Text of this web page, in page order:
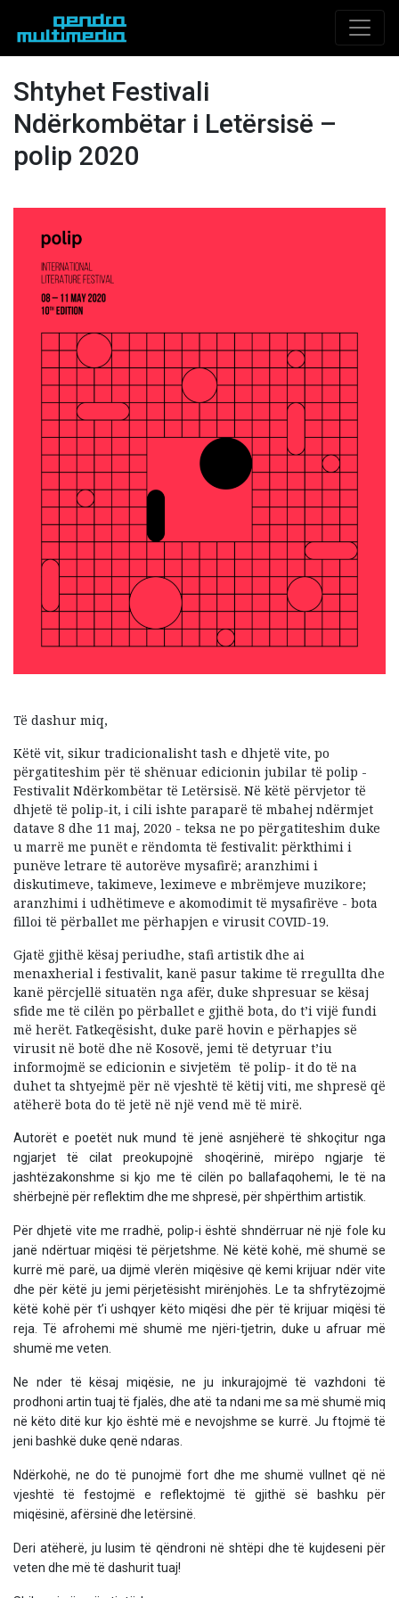
Shtyhet Festivali
Ndërkombëtar i Letërsisë –
polip 2020
Të dashur miq,
Këtë vit, sikur tradicionalisht tash e dhjetë vite, po
përgatiteshim për të shënuar edicionin jubilar të polip -
Festivalit Ndërkombëtar të Letërsisë. Në këtë përvjetor të
dhjetë të polip-it, i cili ishte paraparë të mbahej ndërmjet
datave 8 dhe 11 maj, 2020 - teksa ne po përgatiteshim duke
u marrë me punët e rëndomta të festivalit: përkthimi i
punëve letrare të autorëve mysafirë; aranzhimi i
diskutimeve, takimeve, leximeve e mbrëmjeve muzikore;
aranzhimi i udhëtimeve e akomodimit të mysafirëve - bota
filloi të përballet me përhapjen e virusit COVID-19.
Gjatë gjithë kësaj periudhe, stafi artistik dhe ai
menaxherial i festivalit, kanë pasur takime të rregullta dhe
kanë përcjellë situatën nga afër, duke shpresuar se kësaj
sfide me të cilën po përballet e gjithë bota, do t’i vijë fundi
më herët. Fatkeqësisht, duke parë hovin e përhapjes së
virusit në botë dhe në Kosovë, jemi të detyruar t’iu
informojmë se edicionin e sivjetëm të polip- it do të na
duhet ta shtyejmë për në vjeshtë të këtij viti, me shpresë që
atëherë bota do të jetë në një vend më të mirë.
Autorët e poetët nuk mund të jenë asnjëherë të shkoçitur nga
ngjarjet të cilat preokupojnë shoqërinë, mirëpo ngjarje të
jashtëzakonshme si kjo me të cilën po ballafaqohemi, le të na
shërbejnë për reflektim dhe me shpresë, për shpërthim artistik.
Për dhjetë vite me rradhë, polip-i është shndërruar në një fole ku
janë ndërtuar miqësi të përjetshme. Në këtë kohë, më shumë se
kurrë më parë, ua dijmë vlerën miqësive që kemi krijuar ndër vite
dhe për këtë ju jemi përjetësisht mirënjohës. Le ta shfrytëzojmë
këtë kohë për t’i ushqyer këto miqësi dhe për të krijuar miqësi të
reja. Të afrohemi më shumë me njëri-tjetrin, duke u afruar më
shumë me veten.
Ne nder të kësaj miqësie, ne ju inkurajojmë të vazhdoni të
prodhoni artin tuaj të fjalës, dhe atë ta ndani me sa më shumë miq
në këto ditë kur kjo është më e nevojshme se kurrë. Ju ftojmë të
jeni bashkë duke qenë ndaras.
Ndërkohë, ne do të punojmë fort dhe me shumë vullnet që në
vjeshtë të festojmë e reflektojmë të gjithë së bashku për
miqësinë, afërsinë dhe letërsinë.
Deri atëherë, ju lusim të qëndroni në shtëpi dhe të kujdeseni për
veten dhe më të dashurit tuaj!